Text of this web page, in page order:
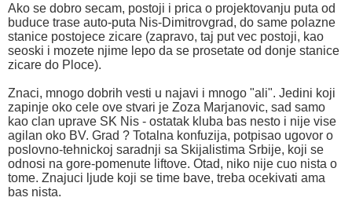
Ako se dobro secam, postoji i prica o projektovanju puta od
buduce trase auto-puta Nis-Dimitrovgrad, do same polazne
stanice postojece zicare (zapravo, taj put vec postoji, kao
seoski i mozete njime lepo da se prosetate od donje stanice
zicare do Ploce).
Znaci, mnogo dobrih vesti u najavi i mnogo "ali". Jedini koji
zapinje oko cele ove stvari je Zoza Marjanovic, sad samo
kao clan uprave SK Nis - ostatak kluba bas nesto i nije vise
agilan oko BV. Grad ? Totalna konfuzija, potpisao ugovor o
poslovno-tehnickoj saradnji sa Skijalistima Srbije, koji se
odnosi na gore-pomenute liftove. Otad, niko nije cuo nista o
tome. Znajuci ljude koji se time bave, treba ocekivati ama
bas nista.